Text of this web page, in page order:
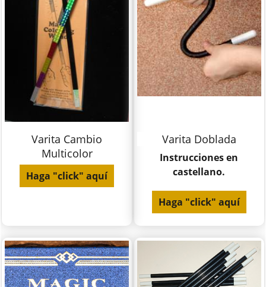
Varita Cambio
Multicolor
Haga "click" aquí
Varita Doblada
Instrucciones en
castellano.
Haga "click" aquí